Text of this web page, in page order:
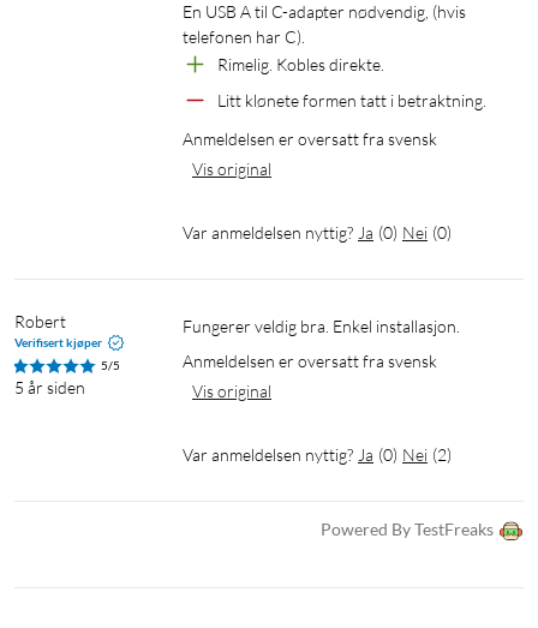
En USB A til C-adapter nødvendig, (hvis
telefonen har C).
Rimelig. Kobles direkte.
Litt klønete formen tatt i betraktning.
Anmeldelsen er oversatt fra svensk
Vis original
Var anmeldelsen nyttig? Ja (0) Nei (0)
Robert
Verifisert kjøper
5/5
5 år siden
Fungerer veldig bra. Enkel installasjon.
Anmeldelsen er oversatt fra svensk
Vis original
Var anmeldelsen nyttig? Ja (0) Nei (2)
Powered By TestFreaks